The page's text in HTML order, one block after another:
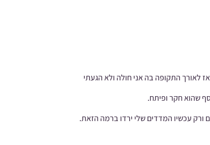
לאורך התקופה בה אני חולה ולא הגעתי
שהוא חקר ופיתח.
ורק עכשיו המדדים שלי ירדו ברמה הזאת.